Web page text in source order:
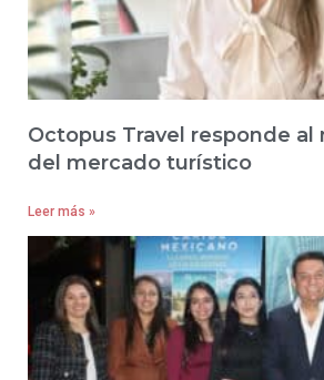
Octopus Travel responde al
del mercado turístico
Leer más »